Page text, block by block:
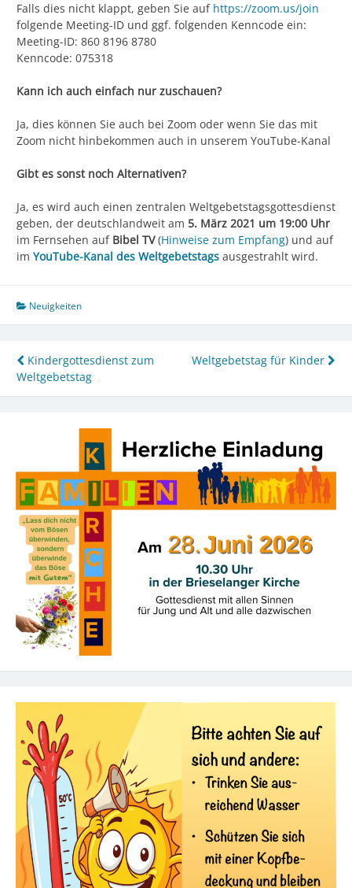
Falls dies nicht klappt, geben Sie auf https://zoom.us/join
folgende Meeting-ID und ggf. folgenden Kenncode ein:
Meeting-ID: 860 8196 8780
Kenncode: 075318
Kann ich auch einfach nur zuschauen?
Ja, dies können Sie auch bei Zoom oder wenn Sie das mit
Zoom nicht hinbekommen auch in unserem YouTube-Kanal
Gibt es sonst noch Alternativen?
Ja, es wird auch einen zentralen Weltgebetstagsgottesdienst
geben, der deutschlandweit am 5. März 2021 um 19:00 Uhr
im Fernsehen auf Bibel TV(Hinweise zum Empfang) und auf
im YouTube-Kanal des Weltgebetstags ausgestrahlt wird.
Neuigkeiten
Beitragsnavigation
Kindergottesdienst zum
Weltgebetstag
Weltgebetstag für Kinder